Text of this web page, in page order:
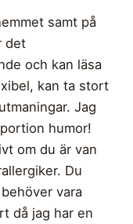
samt på
det
och kan läsa
kan ta stort
Jag
humor!
om du är van
Du
vara
då jag har en